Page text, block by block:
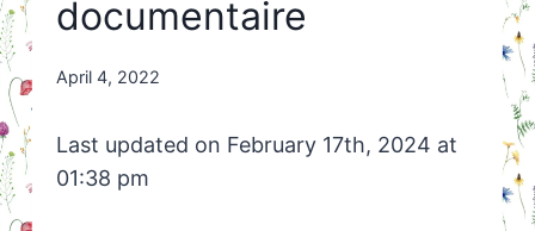
documentaire
By
April 4, 2022
Last updated on February 17th, 2024 at
01:38 pm